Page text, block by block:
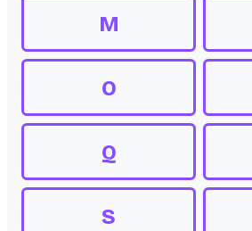
M
O
Q
S